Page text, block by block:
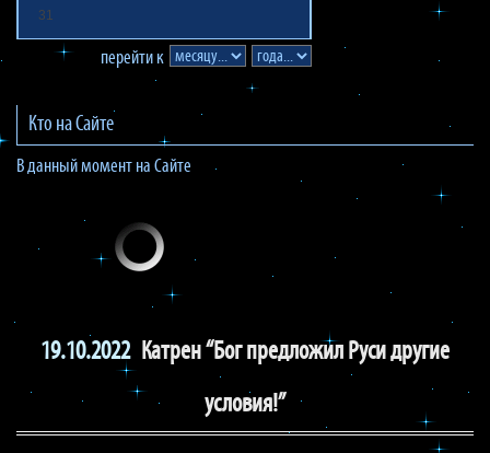
31
перейти к
Кто на Сайте
В данный момент на Сайте
19.10.2022 Катрен “Бог предложил Руси другие
условия!”